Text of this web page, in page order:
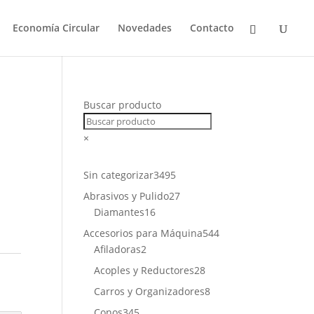
Economía Circular Novedades Contacto
Buscar producto
×
Sin categorizar3495
productos
Abrasivos y Pulido2727
Diamantes1616
productos
Accesorios para Máquina544544
Afiladoras2
productos
Acoples y Reductores2828
productos
Carros y Organizadores88